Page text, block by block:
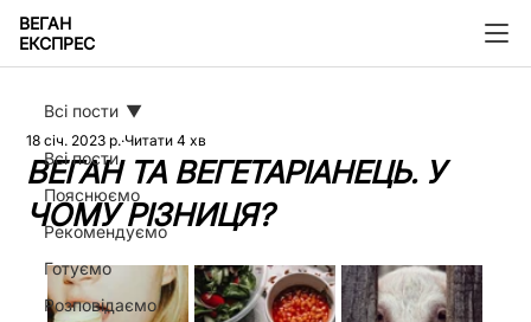
ВЕГАН
ЕКСПРЕС
Всі пости
Пояснюємо
Рекомендуємо
Готуємо
Розповідаємо
Всі пости
ВЕГАН ТА ВЕГЕТАРІАНЕЦЬ. У
ЧОМУ РІЗНИЦЯ?
18 січ. 2023 р. Читати 4 хв